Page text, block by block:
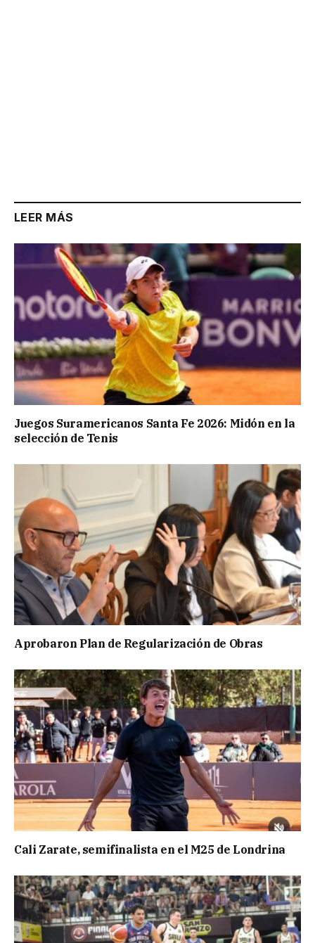
LEER MÁS
Juegos Suramericanos Santa Fe 2026: Midón en la
selección de Tenis
Aprobaron Plan de Regularización de Obras
Cali Zarate, semifinalista en el M25 de Londrina